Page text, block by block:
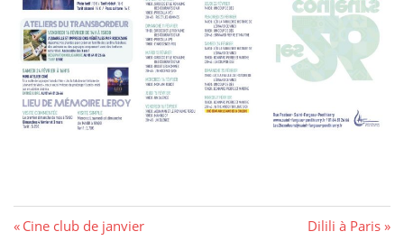
Navigation
Previous
Cine club de janvier
Next
Dilili à Paris